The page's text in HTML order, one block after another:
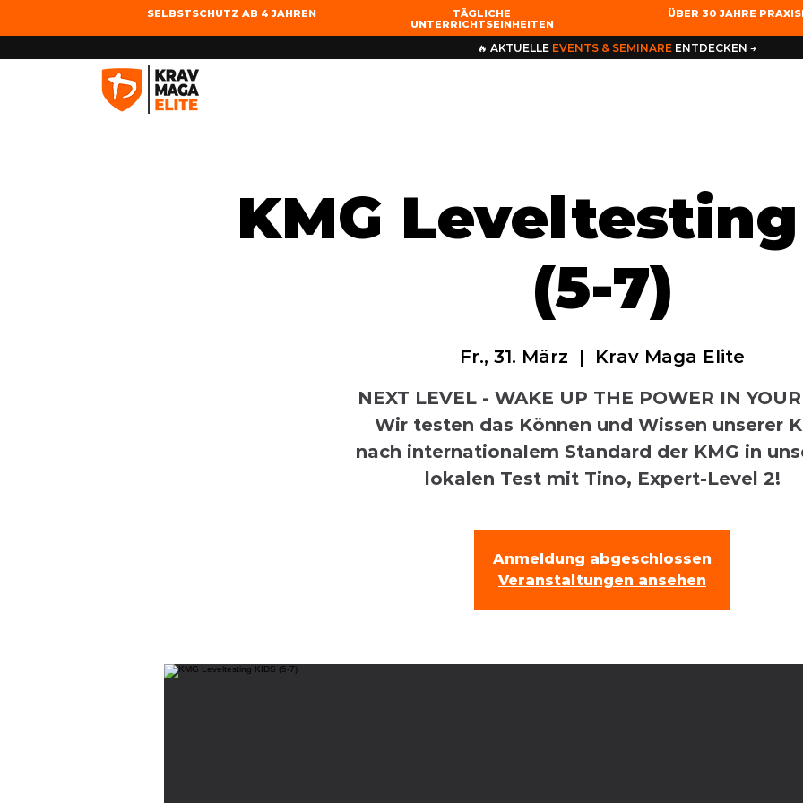
SELBSTSCHUTZ AB 4 JAHREN
TÄGLICHE
UNTERRICHTSEINHEITEN
ÜBER 30 JAHRE
🔥 AKTUELLE EVENTS & SEMINARE ENTDECKEN →
KMG
(5-7)
Fr., 31. März
Krav Maga Elite
NEXT LEVEL - WAKE UP THE POWER IN
Wir testen das Können und Wissen unserer
nach internationalem Standard der KMG in
lokalen Test mit Tino, Expert-Level 2!
Anmeldung abgeschlossen
Veranstaltungen ansehen